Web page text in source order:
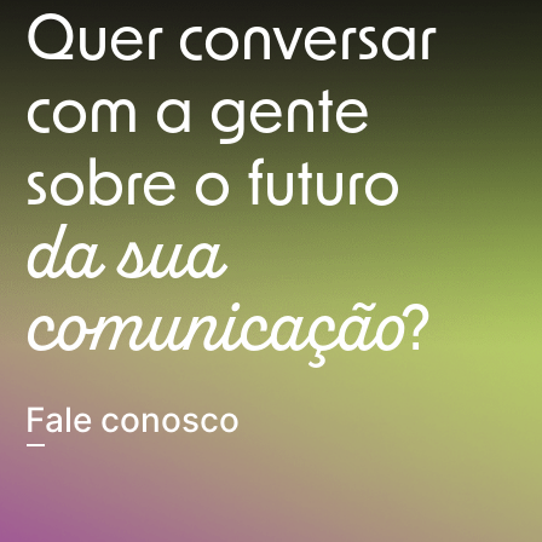
Quer conversar
com a gente
sobre o futuro
da sua
comunicação?
Fale conosco